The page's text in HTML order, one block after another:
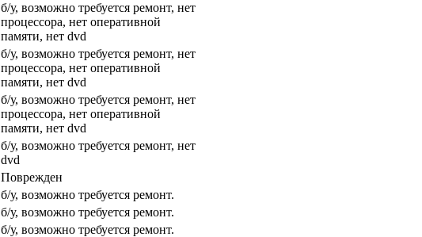
б/у, возможно требуется ремонт, нет
процессора, нет оперативной
памяти, нет dvd
б/у, возможно требуется ремонт, нет
процессора, нет оперативной
памяти, нет dvd
б/у, возможно требуется ремонт, нет
процессора, нет оперативной
памяти, нет dvd
б/у, возможно требуется ремонт, нет
dvd
Поврежден
б/у, возможно требуется ремонт.
б/у, возможно требуется ремонт.
б/у, возможно требуется ремонт.